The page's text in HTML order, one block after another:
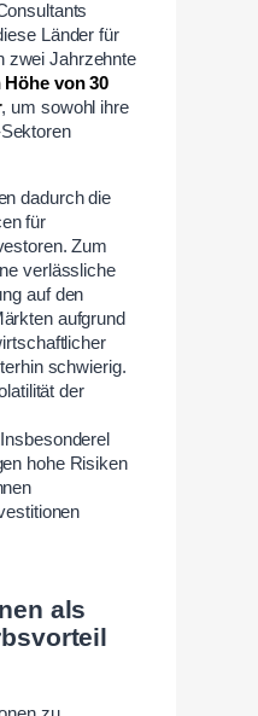
Länder für
zwei Jahrzehnte
Höhe von 30
, um sowohl ihre
dadurch die
für
Zum
verlässliche
auf den
aufgrund
schwierig.
der
hohe Risiken
als